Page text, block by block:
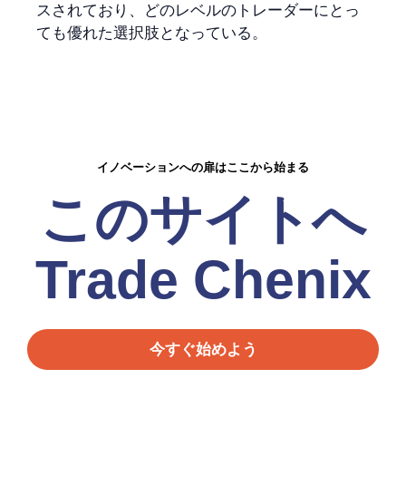
スされており、どのレベルのトレーダーにとっ
ても優れた選択肢となっている。
イノベーションへの扉はここから始まる
このサイトへ
Trade Chenix
今すぐ始めよう